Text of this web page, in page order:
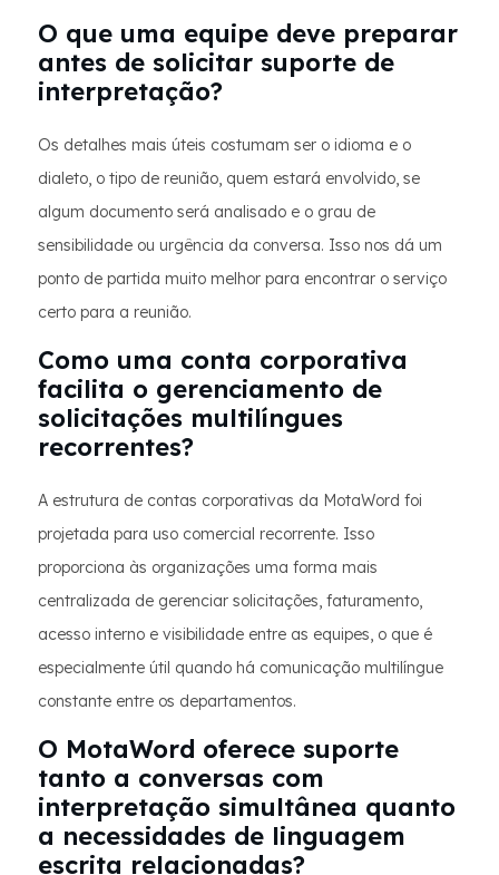
O que uma equipe deve preparar
antes de solicitar suporte de
interpretação?
Os detalhes mais úteis costumam ser o idioma e o
dialeto, o tipo de reunião, quem estará envolvido, se
algum documento será analisado e o grau de
sensibilidade ou urgência da conversa. Isso nos dá um
ponto de partida muito melhor para encontrar o serviço
certo para a reunião.
Como uma conta corporativa
facilita o gerenciamento de
solicitações multilíngues
recorrentes?
A estrutura de contas corporativas da MotaWord foi
projetada para uso comercial recorrente. Isso
proporciona às organizações uma forma mais
centralizada de gerenciar solicitações, faturamento,
acesso interno e visibilidade entre as equipes, o que é
especialmente útil quando há comunicação multilíngue
constante entre os departamentos.
O MotaWord oferece suporte
tanto a conversas com
interpretação simultânea quanto
a necessidades de linguagem
escrita relacionadas?